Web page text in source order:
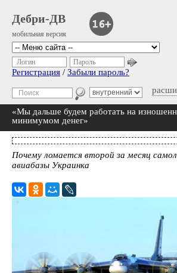
Дебри-ДВ
мобильная версия
Логин Пароль
Регистрация / Забыли пароль?
«Мы дальше будем работать на
минимумом денег»
Почему ломается второй за месяц
авиабазы Украинка